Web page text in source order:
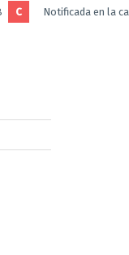
C Notificada en la